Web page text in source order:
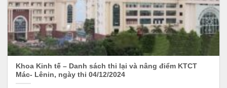
Khoa Kinh tế – Danh sách thi lại và nâng điểm KTCT
Mác- Lênin, ngày thi 04/12/2024